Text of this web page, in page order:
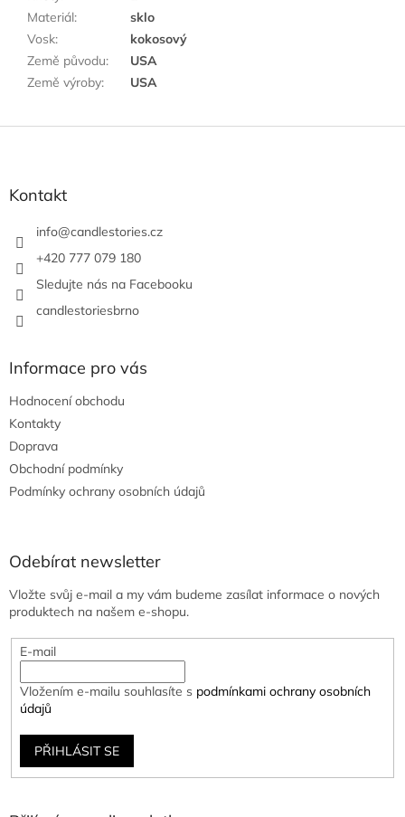
Materiál:
sklo
Vosk:
kokosový
Země původu:
USA
Země výroby: USA
Kontakt
info@candlestories.cz
+420 777 079 180
Sledujte nás na Facebooku
candlestoriesbrno
Informace pro vás
Hodnocení obchodu
Kontakty
Doprava
Obchodní podmínky
Podmínky ochrany osobních údajů
Odebírat newsletter
Vložte svůj e-mail a my vám budeme zasílat informace o nových
produktech na našem e-shopu.
E-mail
Vložením e-mailu souhlasíte s podmínkami ochrany osobních
údajů
PŘIHLÁSIT SE